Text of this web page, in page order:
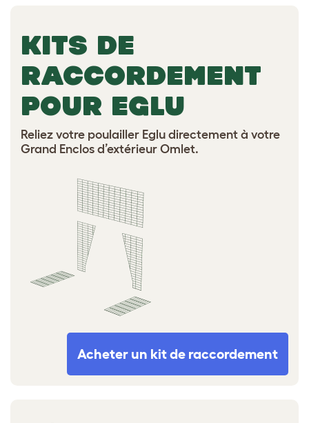
KITS DE
RACCORDEMENT
POUR EGLU
Reliez votre poulailler Eglu directement à votre
Grand Enclos d’extérieur Omlet.
Acheter un kit de raccordement